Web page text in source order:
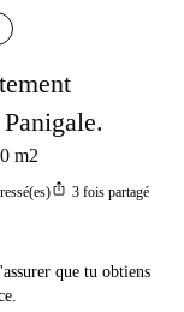
m2
ios_share 3 fois partagé
que tu obtiens